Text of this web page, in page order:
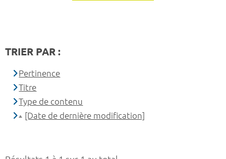
TRIER PAR :
Pertinence
Titre
Type de contenu
[Date de dernière modification]